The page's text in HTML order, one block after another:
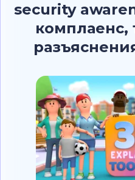
security
комплаенс,